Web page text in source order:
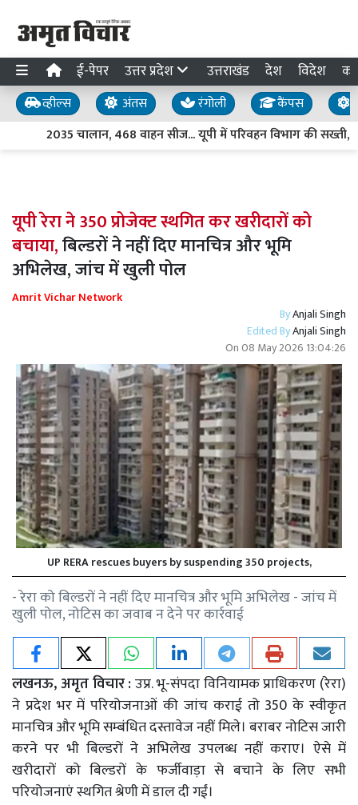
ई-पेपर उत्तर प्रदेश उत्तराखंड देश विदेश
व्हील्स अंतस रंगोली कैंपस
2035 चालान, 468 वाहन सीज... यूपी में परिवहन विभाग की
यूपी रेरा ने 350 प्रोजेक्ट स्थगित कर खरीदारों को
बचाया,बिल्डरों ने नहीं दिए मानचित्र और भूमि
अभिलेख, जांच में खुली पोल
Amrit Vichar Network
ByAnjali Singh
Edited ByAnjali Singh
On08 May 2026 13:04:26
UP RERA rescues buyers by suspending 350 projects,
- रेरा को बिल्डरों ने नहीं दिए मानचित्र और भूमि अभिलेख - जांच में
खुली पोल, नोटिस का जवाब न देने पर कार्रवाई
लखनऊ, अमृत विचार :उप्र. भू-संपदा विनियामक प्राधिकरण (रेरा)
ने प्रदेश भर में परियोजनाओं की जांच कराई तो 350 के स्वीकृत
मानचित्र और भूमि सम्बंधित दस्तावेज नहीं मिले। बराबर नोटिस जारी
करने पर भी बिल्डरों ने अभिलेख उपलब्ध नहीं कराए। ऐसे में
खरीदारों को बिल्डरों के फर्जीवाड़ा से बचाने के लिए सभी
परियोजनाएं स्थगित श्रेणी में डाल दी गईं।